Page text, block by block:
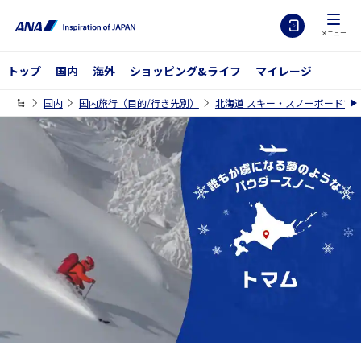
メニュー
トップ 国内 海外 ショッピング&ライフ マイレージ
国内 国内旅行（目的/行き先別） 北海道 スキー・スノーボードツ